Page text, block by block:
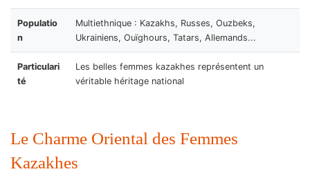
Populatio
n
Multiethnique : Kazakhs, Russes, Ouzbeks,
Ukrainiens, Ouïghours, Tatars, Allemands...
Particulari
té
Les belles femmes kazakhes représentent un
véritable héritage national
Le Charme Oriental des Femmes
Kazakhes